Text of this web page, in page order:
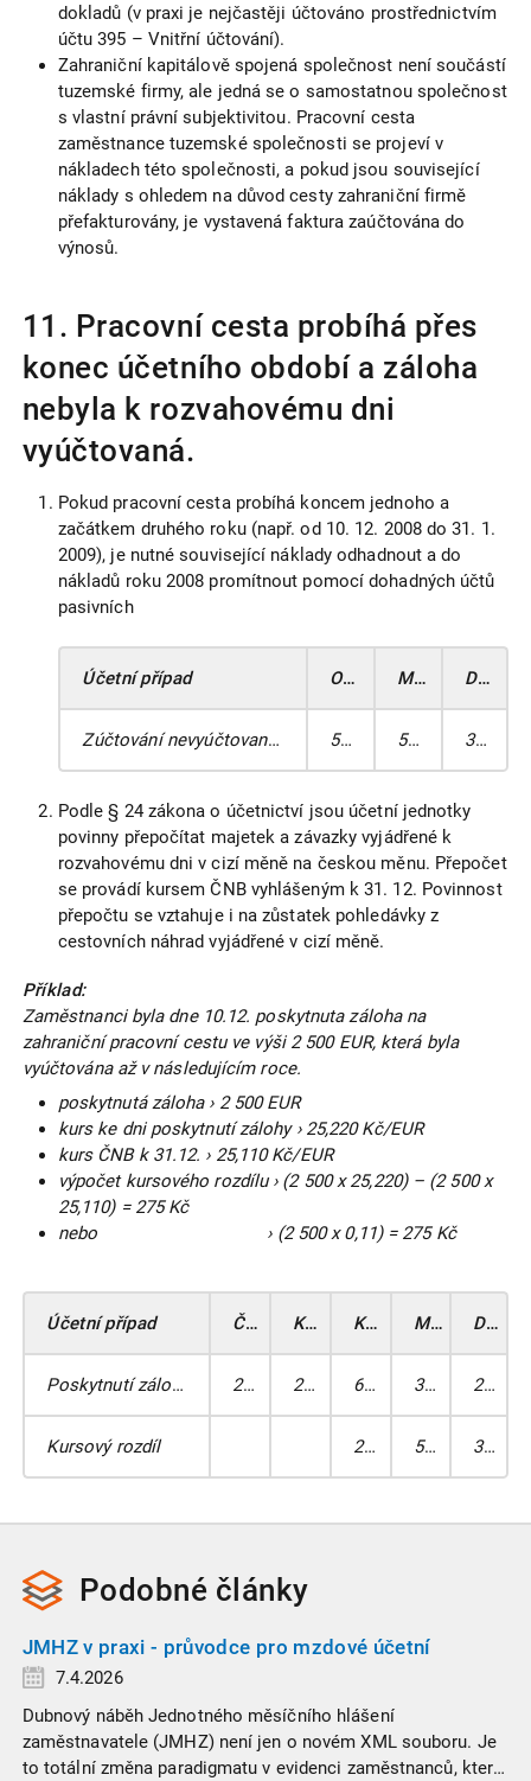
dokladů (v praxi je nejčastěji účtováno prostřednictvím
účtu 395 – Vnitřní účtování).
Zahraniční kapitálově spojená společnost není součástí
tuzemské firmy, ale jedná se o samostatnou společnost
s vlastní právní subjektivitou. Pracovní cesta
zaměstnance tuzemské společnosti se projeví v
nákladech této společnosti, a pokud jsou související
náklady s ohledem na důvod cesty zahraniční firmě
přefakturovány, je vystavená faktura zaúčtována do
výnosů.
11. Pracovní cesta probíhá přes
konec účetního období a záloha
nebyla k rozvahovému dni
vyúčtovaná.
Pokud pracovní cesta probíhá koncem jednoho a
začátkem druhého roku (např. od 10. 12. 2008 do 31. 1.
2009), je nutné související náklady odhadnout a do
nákladů roku 2008 promítnout pomocí dohadných účtů
pasivních
Účetní případ Odhadnutá částka v Kč MD DAL
Zúčtování nevyúčtovaných cestovních výdajů za rok 2008 52 140 512 389
Podle § 24 zákona o účetnictví jsou účetní jednotky
povinny přepočítat majetek a závazky vyjádřené k
rozvahovému dni v cizí měně na českou měnu. Přepočet
se provádí kursem ČNB vyhlášeným k 31. 12. Povinnost
přepočtu se vztahuje i na zůstatek pohledávky z
cestovních náhrad vyjádřené v cizí měně.
Příklad:
Zaměstnanci byla dne 10.12. poskytnuta záloha na
zahraniční pracovní cestu ve výši 2 500 EUR, která byla
vyúčtována až v následujícím roce.
poskytnutá záloha › 2 500 EUR
kurs ke dni poskytnutí zálohy › 25,220 Kč/EUR
kurs ČNB k 31.12. › 25,110 Kč/EUR
výpočet kursového rozdílu › (2 500 x 25,220) – (2 500 x
25,110) = 275 Kč
nebo › (2 500 x 0,11) = 275 Kč
Účetní případ Částka v EUR Kurs Kč MD DAL
Poskytnutí zálohy 2 500 25,220 63 050 335 211
Kursový rozdíl 275 563 335
Podobné články
JMHZ v praxi - průvodce pro mzdové účetní
7.4.2026
Dubnový náběh Jednotného měsíčního hlášení
zaměstnavatele (JMHZ) není jen o novém XML souboru. Je
to totální změna paradigmatu v evidenci zaměstnanců, která